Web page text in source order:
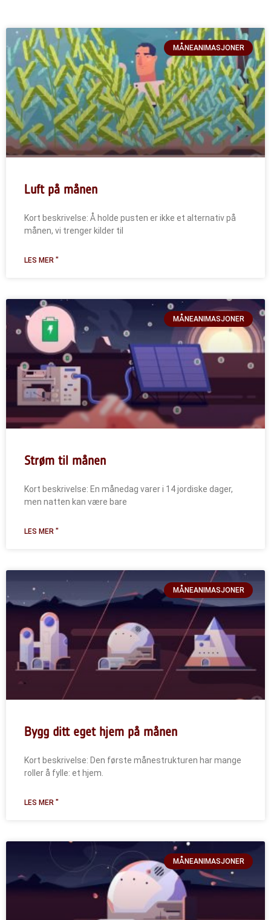
MÅNEANIMASJONER
Luft på månen
Kort beskrivelse: Å holde pusten er ikke et alternativ på
månen, vi trenger kilder til
LES MER "
MÅNEANIMASJONER
Strøm til månen
Kort beskrivelse: En månedag varer i 14 jordiske dager,
men natten kan være bare
LES MER "
MÅNEANIMASJONER
Bygg ditt eget hjem på månen
Kort beskrivelse: Den første månestrukturen har mange
roller å fylle: et hjem.
LES MER "
MÅNEANIMASJONER